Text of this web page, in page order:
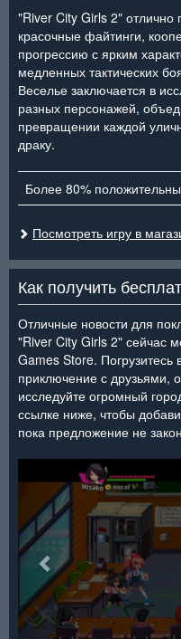
"River City Girls 2" отлично
красочные файтинги,
прогрессию с ярким
медленных тактических
Веселье заключается в
разных персонажей,
превращении каждой
драку.
Более 80%
Посмотреть игру в
Как получить
Отличные новости для
"River City Girls 2" сейчас
Games Store.
приключение с друзьями,
исследуйте огромный
ссылке ниже, чтобы
пока предложение не